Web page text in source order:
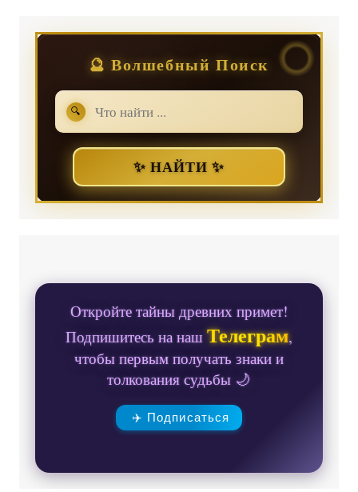
🔮 Волшебный Поиск
🔍
✨ НАЙТИ ✨
Откройте тайны древних примет!
Подпишитесь на нашТелеграм,
чтобы первым получать знаки и
толкования судьбы 🌙
✈️ Подписаться